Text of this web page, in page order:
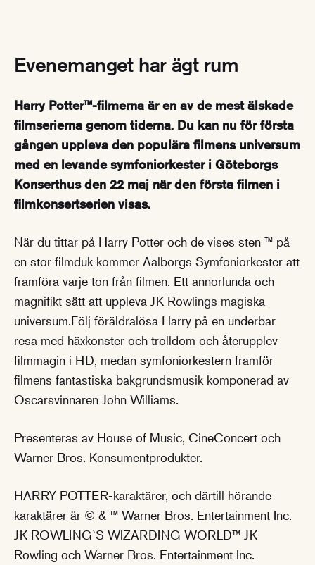
Evenemanget har ägt rum
Harry Potter™-filmerna är en av de mest älskade
filmserierna genom tiderna. Du kan nu för första
gången uppleva den populära filmens universum
med en levande symfoniorkester i Göteborgs
Konserthus den 22 maj när den första filmen i
filmkonsertserien visas.
När du tittar på Harry Potter och de vises sten ™ på
en stor filmduk kommer Aalborgs Symfoniorkester att
framföra varje ton från filmen. Ett annorlunda och
magnifikt sätt att uppleva JK Rowlings magiska
universum.Följ föräldralösa Harry på en underbar
resa med häxkonster och trolldom och återupplev
filmmagin i HD, medan symfoniorkestern framför
filmens fantastiska bakgrundsmusik komponerad av
Oscarsvinnaren John Williams.
Presenteras av House of Music, CineConcert och
Warner Bros. Konsumentprodukter.
HARRY POTTER-karaktärer, och därtill hörande
karaktärer är © & ™ Warner Bros. Entertainment Inc.
JK ROWLING`S WIZARDING WORLD™ JK
Rowling och Warner Bros. Entertainment Inc.